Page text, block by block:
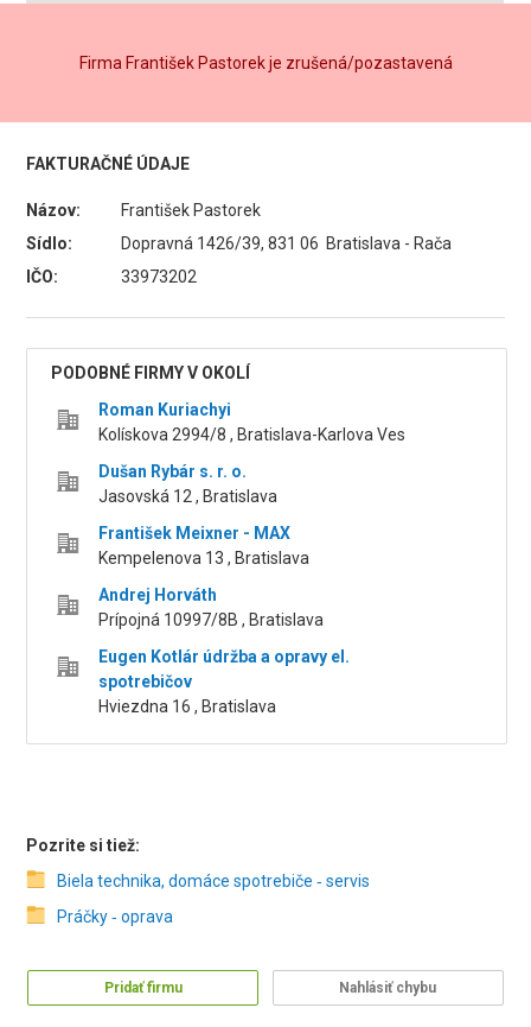
Firma František Pastorek je zrušená/pozastavená
FAKTURAČNÉ ÚDAJE
Názov:
František Pastorek
Sídlo:
Dopravná 1426/39, 831 06 Bratislava - Rača
IČO:
33973202
PODOBNÉ FIRMY V OKOLÍ
Roman Kuriachyi
Kolískova 2994/8 , Bratislava-Karlova Ves
Dušan Rybár s. r. o.
Jasovská 12 , Bratislava
František Meixner - MAX
Kempelenova 13 , Bratislava
Andrej Horváth
Prípojná 10997/8B , Bratislava
Eugen Kotlár údržba a opravy el.
spotrebičov
Hviezdna 16 , Bratislava
Pozrite si tiež:
Biela technika, domáce spotrebiče ‑ servis
Práčky ‑ oprava
Pridať firmu Nahlásiť chybu